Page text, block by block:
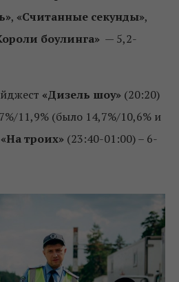
, «Считанные секунды»,
боулинга» — 5,2-
«Дизель шоу» (20:20)
11,9% (было 14,7%/10,6% и
«На троих» (23:40-01:00) – 6-